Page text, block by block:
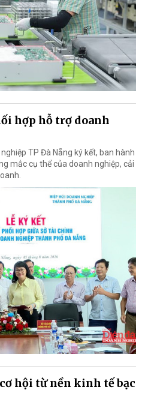
hợp hỗ trợ doanh
TP Đà Nẵng ký kết, ban hành
mắc cụ thể của doanh nghiệp, cải
hội từ nền kinh tế bạc